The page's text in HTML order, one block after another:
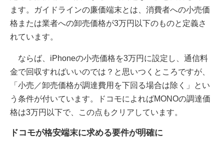
ます。ガイドラインの廉価端末とは、消費者への小売価
格または業者への卸売価格が3万円以下のものと定義さ
れています。
ならば、iPhoneの小売価格を3万円に設定し、通信料
金で回収すればいいのでは？と思いつくところですが、
「小売／卸売価格が調達費用を下回る場合は除く」とい
う条件が付いています。ドコモによればMONOの調達価
格は3万円以下で、この点もクリアしています。
ドコモが格安端末に求める要件が明確に